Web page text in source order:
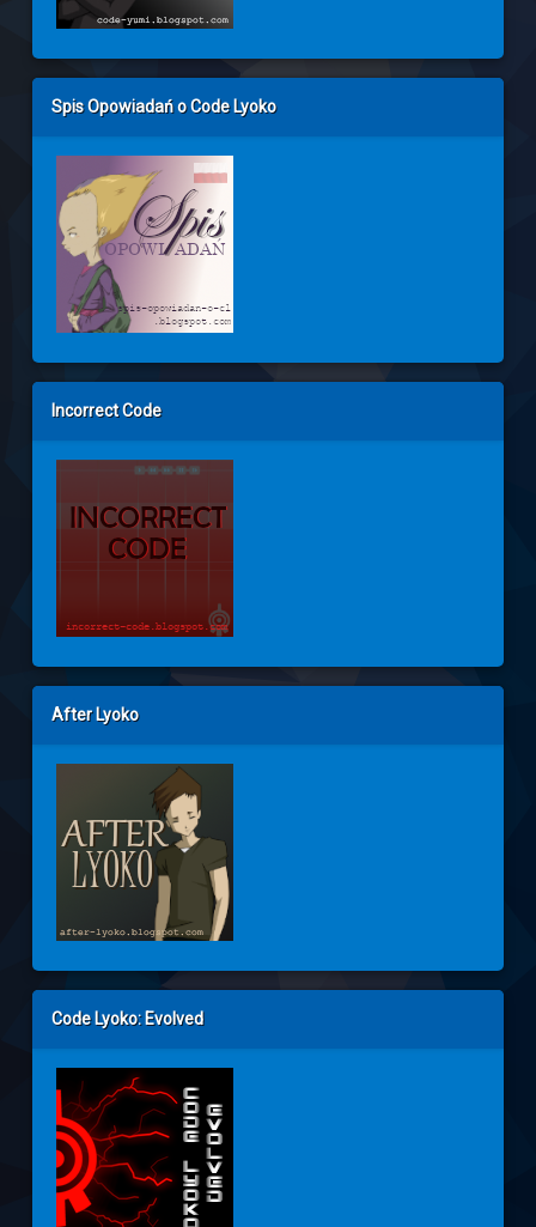
Spis Opowiadań o Code Lyoko
Incorrect Code
After Lyoko
Code Lyoko: Evolved